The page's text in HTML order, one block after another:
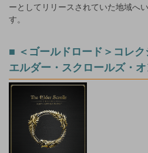
ーとしてリリースされていた地域へ
す。
■ ＜ゴールドロード＞コレ
エルダー・スクロールズ・